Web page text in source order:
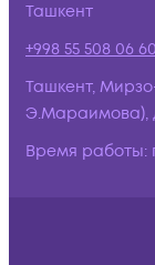
Ташкент
+998 55 508 06 60
Ташкент,
Э.Мараимова),
Время работы: